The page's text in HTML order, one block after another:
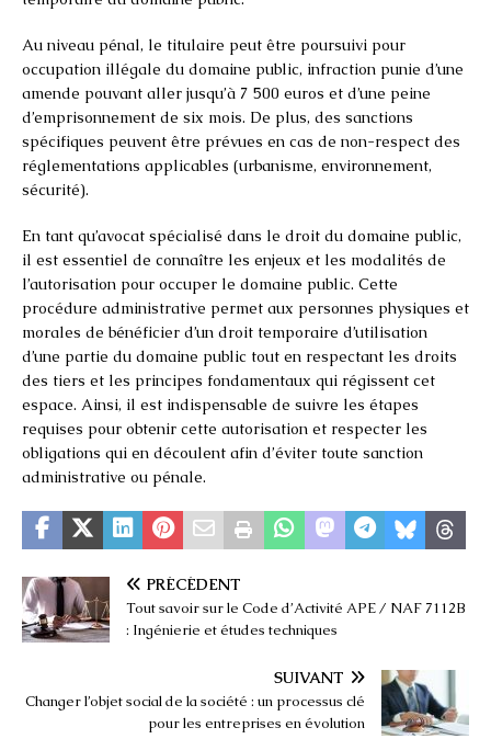
Au niveau pénal, le titulaire peut être poursuivi pour
occupation illégale du domaine public, infraction punie d’une
amende pouvant aller jusqu’à 7 500 euros et d’une peine
d’emprisonnement de six mois. De plus, des sanctions
spécifiques peuvent être prévues en cas de non-respect des
réglementations applicables (urbanisme, environnement,
sécurité).
En tant qu’avocat spécialisé dans le droit du domaine public,
il est essentiel de connaître les enjeux et les modalités de
l’autorisation pour occuper le domaine public. Cette
procédure administrative permet aux personnes physiques et
morales de bénéficier d’un droit temporaire d’utilisation
d’une partie du domaine public tout en respectant les droits
des tiers et les principes fondamentaux qui régissent cet
espace. Ainsi, il est indispensable de suivre les étapes
requises pour obtenir cette autorisation et respecter les
obligations qui en découlent afin d’éviter toute sanction
administrative ou pénale.
PRÉCÉDENT
Tout savoir sur le Code d’Activité APE / NAF 7112B
: Ingénierie et études techniques
SUIVANT
Changer l’objet social de la société : un processus clé
pour les entreprises en évolution